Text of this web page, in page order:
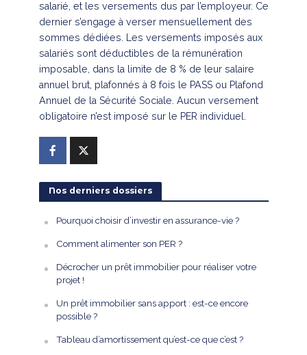
salarié, et les versements dus par l’employeur. Ce
dernier s’engage à verser mensuellement des
sommes dédiées. Les versements imposés aux
salariés sont déductibles de la rémunération
imposable, dans la limite de 8 % de leur salaire
annuel brut, plafonnés à 8 fois le PASS ou Plafond
Annuel de la Sécurité Sociale. Aucun versement
obligatoire n’est imposé sur le PER individuel.
Nos derniers dossiers
Pourquoi choisir d’investir en assurance-vie ?
Comment alimenter son PER ?
Décrocher un prêt immobilier pour réaliser votre
projet !
Un prêt immobilier sans apport : est-ce encore
possible ?
Tableau d’amortissement qu’est-ce que c’est ?